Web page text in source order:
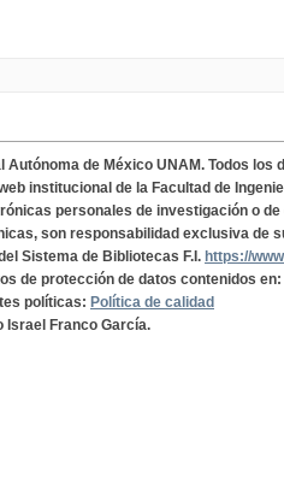
Autónoma de México UNAM. Todos los
institucional de la Facultad de
personales de investigación o
son responsabilidad exclusiva de
Sistema de Bibliotecas F.I. https://
de protección de datos contenidos en:
políticas: Política de calidad
Israel Franco García.